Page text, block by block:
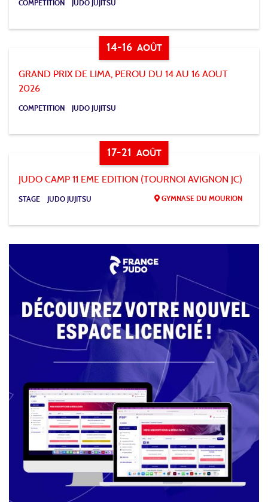
COMPETITION JUDO JUJITSU
14-16 AOÛT
GRAND PRIX DE LIMA, PEROU DU 14 AU 16 AOUT
2026
COMPETITION JUDO JUJITSU
17-21 AOÛT
JUDO CAMP 11 EME EDITION (TOURNOI AVIGNON JC)
STAGE JUDO JUJITSU GYMNASE DU MOURION